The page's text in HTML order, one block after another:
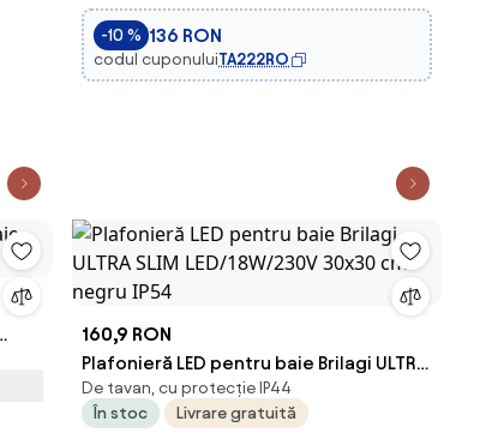
-10 % 136 RON
codul cuponuluiTA222RO
160,9 RON
Plafonieră LED pentru baie Brilagi ULTRA
SLIM LED/18W/230V 30x30 cm negru
IP54
De tavan, cu protecție IP44
În stoc
Livrare gratuită